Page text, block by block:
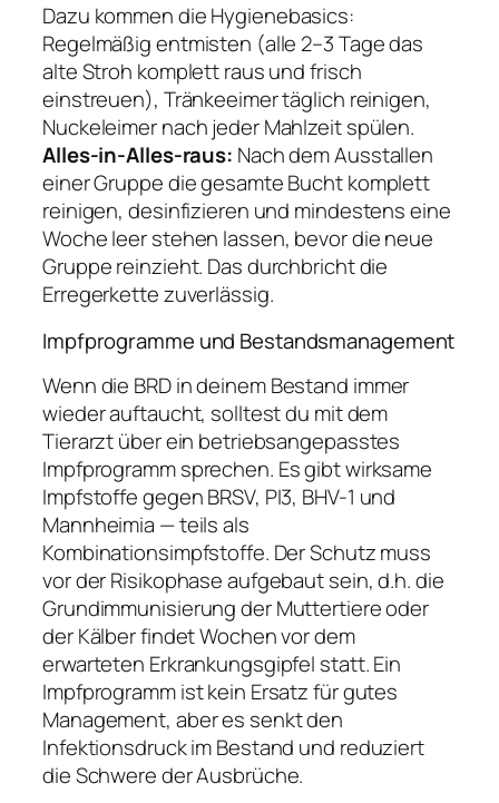
Dazu kommen die Hygienebasics:
Regelmäßig entmisten (alle 2–3 Tage das
alte Stroh komplett raus und frisch
einstreuen), Tränkeeimer täglich reinigen,
Nuckeleimer nach jeder Mahlzeit spülen.
Alles-in-Alles-raus: Nach dem Ausstallen
einer Gruppe die gesamte Bucht komplett
reinigen, desinfizieren und mindestens eine
Woche leer stehen lassen, bevor die neue
Gruppe reinzieht. Das durchbricht die
Erregerkette zuverlässig.
Impfprogramme und Bestandsmanagement
Wenn die BRD in deinem Bestand immer
wieder auftaucht, solltest du mit dem
Tierarzt über ein betriebsangepasstes
Impfprogramm sprechen. Es gibt wirksame
Impfstoffe gegen BRSV, PI3, BHV-1 und
Mannheimia — teils als
Kombinationsimpfstoffe. Der Schutz muss
vor der Risikophase aufgebaut sein, d.h. die
Grundimmunisierung der Muttertiere oder
der Kälber findet Wochen vor dem
erwarteten Erkrankungsgipfel statt. Ein
Impfprogramm ist kein Ersatz für gutes
Management, aber es senkt den
Infektionsdruck im Bestand und reduziert
die Schwere der Ausbrüche.